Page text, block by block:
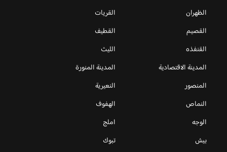
الظهران
القريات
القصيم
القطيف
القنفذه
الليث
المدينة الاقتصادية
المدينة المنورة
المنصور
النعيرية
النماص
الهفوف
الوجه
املج
بيش
تبوك